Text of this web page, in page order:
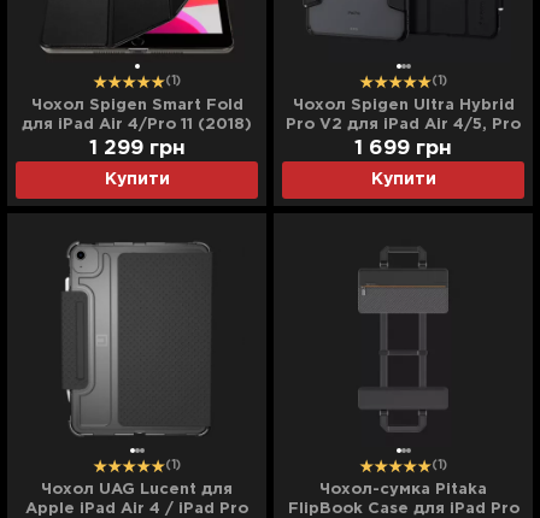
(1)
Чохол Spigen Smart Fold
для iPad Air 4/Pro 11 (2018)
(Black)
Купити
1 299 грн
(1)
Чохол Spigen Ultra Hybrid
Pro V2 для iPad Air 4/5, Pro
11 (2022-2018) (Black)
Купити
1 699 грн
(1)
Чохол UAG Lucent для
Apple iPad Air 4 / iPad Pro
(1)
Чохол-сумка Pitaka
FlipBook Case для iPad Pro